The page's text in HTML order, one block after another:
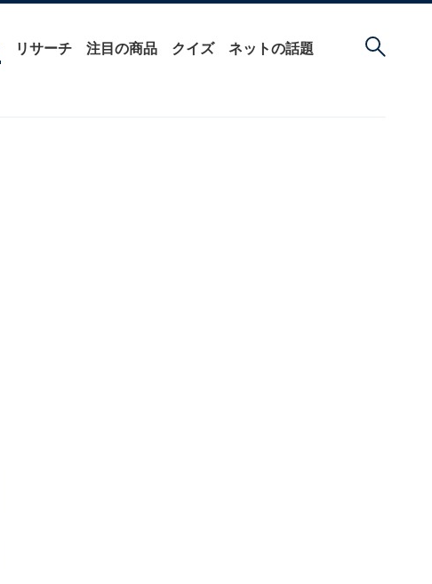
リサーチ 注目の商品 クイズ ネットの話題